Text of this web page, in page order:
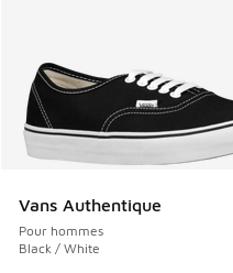
Vans Authentique
Pour hommes
Black / White